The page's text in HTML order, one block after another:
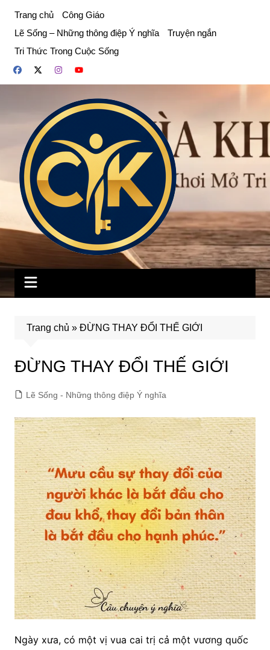
phần
dung
Trang chủ
Công Giáo
Lẽ Sống – Những thông điệp Ý nghĩa
Truyện ngắn
Tri Thức Trong Cuộc Sống
Trang chủ » ĐỪNG THAY ĐỔI THẾ GIỚI
ĐỪNG THAY ĐỔI THẾ GIỚI
Lẽ Sống - Những thông điệp Ý nghĩa
Ngày xưa, có một vị vua cai trị cả một vương quốc